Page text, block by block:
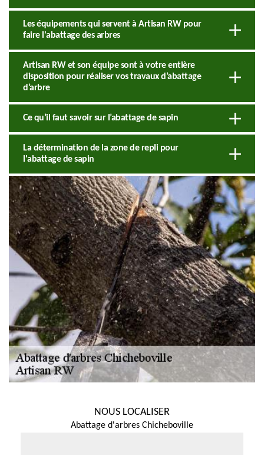
Les équipements qui servent à Artisan RW pour
faire l'abattage des arbres
Artisan RW et son équipe sont à votre entière
disposition pour réaliser vos travaux d’abattage
d’arbre
Ce qu’il faut savoir sur l’abattage de sapin
La détermination de la zone de repli pour
l'abattage de sapin
NOUS LOCALISER
Abattage d'arbres Chicheboville